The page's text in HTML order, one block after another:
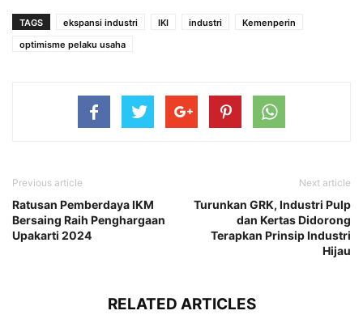
TAGS ekspansi industri IKI industri
Kemenperin
optimisme pelaku usaha
Previous article
Ratusan Pemberdaya IKM
Bersaing Raih Penghargaan
Upakarti 2024
Next article
Turunkan GRK, Industri Pulp
dan Kertas Didorong
Terapkan Prinsip Industri
Hijau
RELATED ARTICLES